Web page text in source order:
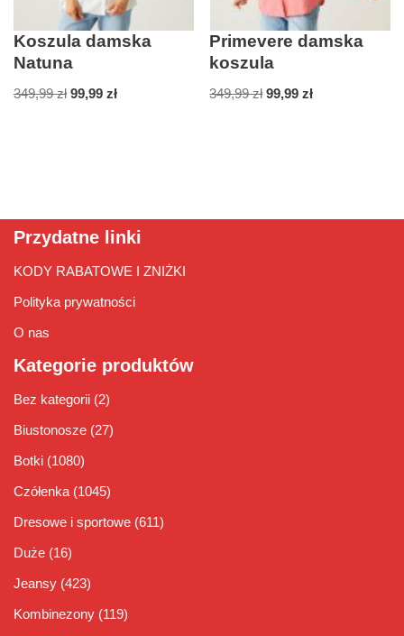
Koszula damska
Natuna
349,99zł 99,99 zł
Primevere damska
koszula
349,99zł 99,99zł
Przydatne linki
KODY RABATOWE I ZNIŻKI
Polityka prywatności
O nas
Kategorie produktów
Bez kategorii (2)
Biustonosze (27)
Botki (1080)
Czółenka (1045)
Dresowe i sportowe (611)
Duże (16)
Jeansy (423)
Kombinezony (119)